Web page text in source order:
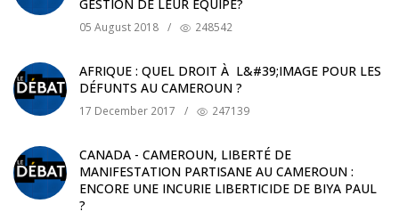
GESTION DE LEUR ÉQUIPE?
05 August 2018 / 248542
AFRIQUE : QUEL DROIT À L&#39;IMAGE POUR LES
DÉFUNTS AU CAMEROUN ?
17 December 2017 / 247139
CANADA - CAMEROUN, LIBERTÉ DE
MANIFESTATION PARTISANE AU CAMEROUN :
ENCORE UNE INCURIE LIBERTICIDE DE BIYA PAUL
?